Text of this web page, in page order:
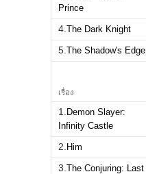
Prince
4. The Dark Knight
5. The Shadow's Edge
เรื่อง
1. Demon Slayer:
Infinity Castle
2. Him
3. The Conjuring: Last